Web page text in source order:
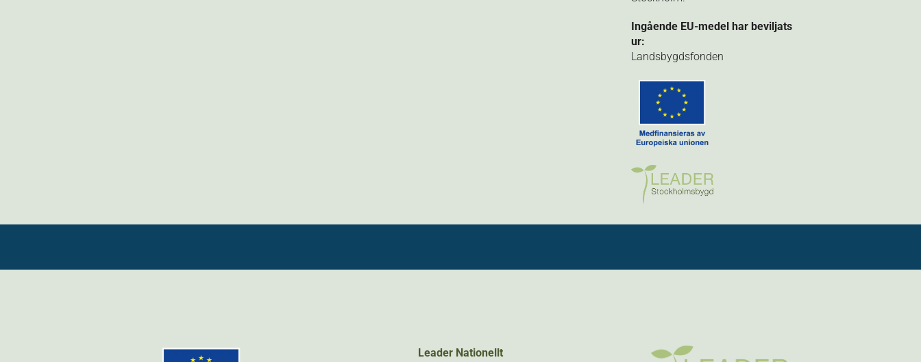
Ingående EU-medel har beviljats
ur:
Landsbygdsfonden
Leader Nationellt